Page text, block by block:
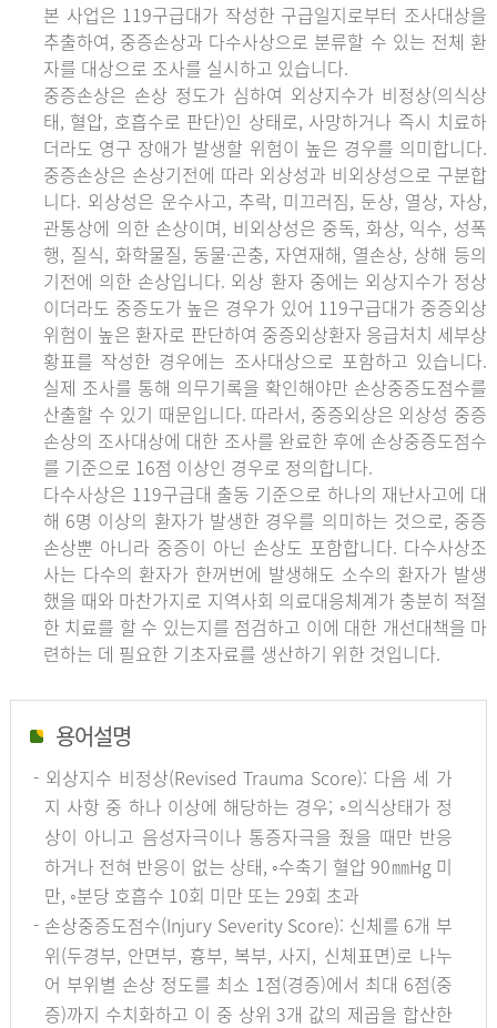
본 사업은 119구급대가 작성한 구급일지로부터 조사대상을
추출하여, 중증손상과 다수사상으로 분류할 수 있는 전체 환
자를 대상으로 조사를 실시하고 있습니다.
중증손상은 손상 정도가 심하여 외상지수가 비정상(의식상
태, 혈압, 호흡수로 판단)인 상태로, 사망하거나 즉시 치료하
더라도 영구 장애가 발생할 위험이 높은 경우를 의미합니다.
중증손상은 손상기전에 따라 외상성과 비외상성으로 구분합
니다. 외상성은 운수사고, 추락, 미끄러짐, 둔상, 열상, 자상,
관통상에 의한 손상이며, 비외상성은 중독, 화상, 익수, 성폭
행, 질식, 화학물질, 동물·곤충, 자연재해, 열손상, 상해 등의
기전에 의한 손상입니다. 외상 환자 중에는 외상지수가 정상
이더라도 중증도가 높은 경우가 있어 119구급대가 중증외상
위험이 높은 환자로 판단하여 중증외상환자 응급처치 세부상
황표를 작성한 경우에는 조사대상으로 포함하고 있습니다.
실제 조사를 통해 의무기록을 확인해야만 손상중증도점수를
산출할 수 있기 때문입니다. 따라서, 중증외상은 외상성 중증
손상의 조사대상에 대한 조사를 완료한 후에 손상중증도점수
를 기준으로 16점 이상인 경우로 정의합니다.
다수사상은 119구급대 출동 기준으로 하나의 재난사고에 대
해 6명 이상의 환자가 발생한 경우를 의미하는 것으로, 중증
손상뿐 아니라 중증이 아닌 손상도 포함합니다. 다수사상조
사는 다수의 환자가 한꺼번에 발생해도 소수의 환자가 발생
했을 때와 마찬가지로 지역사회 의료대응체계가 충분히 적절
한 치료를 할 수 있는지를 점검하고 이에 대한 개선대책을 마
련하는 데 필요한 기초자료를 생산하기 위한 것입니다.
용어설명
- 외상지수 비정상(Revised Trauma Score): 다음 세 가
지 사항 중 하나 이상에 해당하는 경우; ◦의식상태가 정
상이 아니고 음성자극이나 통증자극을 줬을 때만 반응
하거나 전혀 반응이 없는 상태, ◦수축기 혈압 90㎜Hg 미
만, ◦분당 호흡수 10회 미만 또는 29회 초과
- 손상중증도점수(Injury Severity Score): 신체를 6개 부
위(두경부, 안면부, 흉부, 복부, 사지, 신체표면)로 나누
어 부위별 손상 정도를 최소 1점(경증)에서 최대 6점(중
증)까지 수치화하고 이 중 상위 3개 값의 제곱을 합산한